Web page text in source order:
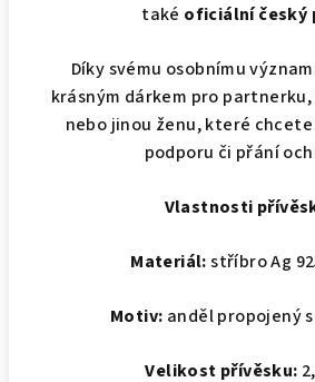
také oficiální český
Díky svému osobnímu
krásným dárkem pro
nebo jinou ženu, které
podporu či přání
Vlastnosti
Materiál:stříbro Ag
Motiv: anděl propojený
Velikost přívěsku: